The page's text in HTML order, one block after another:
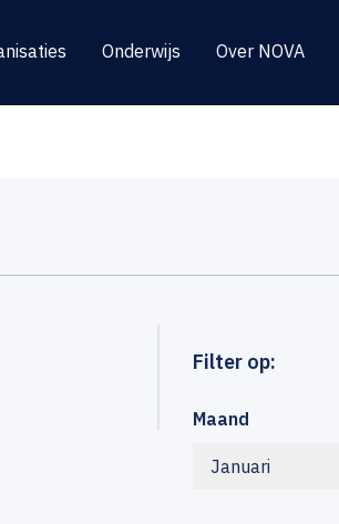
Onderwijs Over NOVA
Filter op:
Maand
Januari